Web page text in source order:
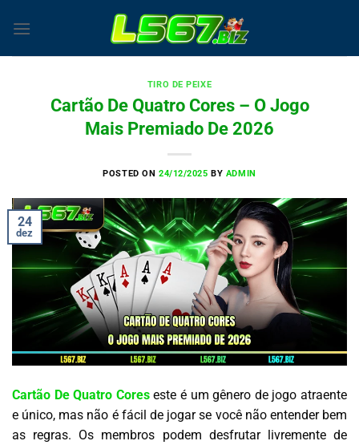
TIRO DE PEIXE
Cartão De Quatro Cores – O Jogo
Mais Premiado De 2026
POSTED ON 24/12/2025 BY ADMIN
24
dez
Cartão De Quatro Cores este é um gênero de jogo atraente
e único, mas não é fácil de jogar se você não entender bem
as regras. Os membros podem desfrutar livremente de